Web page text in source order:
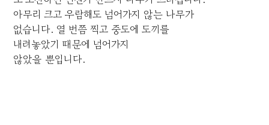
아무리 크고 우람해도 넘어가지 않는 나무가
없습니다. 열 번쯤 찍고 중도에 도끼를
내려놓았기 때문에 넘어가지
않았을 뿐입니다.